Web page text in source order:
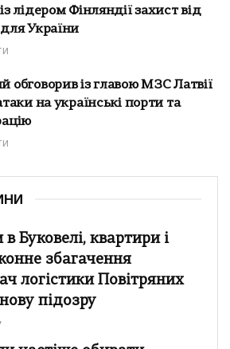
лідером Фінляндії захист від
України
обговорив із главою МЗС Латвії
на українські порти та
Буковелі, квартири і
збагачення
логістики Повітряних
підозру